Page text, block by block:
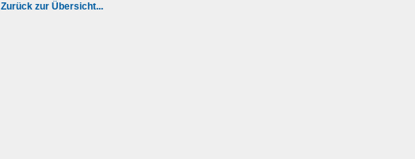
Zurück zur Übersicht...